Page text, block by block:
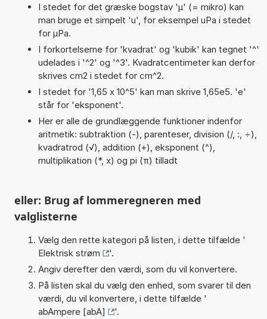
I stedet for det græske bogstav 'µ' (= mikro) kan
man bruge et simpelt 'u', for eksempel uPa i stedet
for µPa.
I forkortelserne for 'kvadrat' og 'kubik' kan tegnet '^'
udelades i '^2' og '^3'. Kvadratcentimeter kan derfor
skrives cm2 i stedet for cm^2.
I stedet for '1,65 x 10^5' kan man skrive 1,65e5. 'e'
står for 'eksponent'.
Her er alle de grundlæggende funktioner indenfor
aritmetik: subtraktion (-), parenteser, division (/, :, ÷),
kvadratrod (√), addition (+), eksponent (^),
multiplikation (*, x) og pi (π) tilladt
eller: Brug af lommeregneren med
valglisterne
Vælg den rette kategori på listen, i dette tilfælde '
Elektrisk strøm
'.
Angiv derefter den værdi, som du vil konvertere.
På listen skal du vælg den enhed, som svarer til den
værdi, du vil konvertere, i dette tilfælde '
abAmpere [abA]
'.